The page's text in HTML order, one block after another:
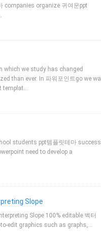
companies organize 귀여운ppt
which we study has changed
than ever. In 파워포인트go we
templat…
students ppt템플릿테마
need to develop a
Slope
Slope 100% editable 벡터
edit graphics such as graphs,…